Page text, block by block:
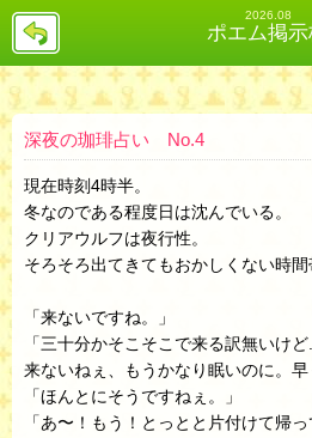
2026.08
ポエム掲示
戻
深夜の珈琲占い No.4
現在時刻4時半。
冬なのである程度日は沈んでいる。
クリアウルフは夜行性。
そろそろ出てきてもおかしくない時間
「来ないですね。」
「三十分かそこそこで来る訳無いけど
来ないねぇ、もうかなり眠いのに。早
「ほんとにそうですねぇ。」
「あ〜！もう！とっとと片付けて帰っ